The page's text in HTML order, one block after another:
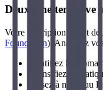
Deuxième tentative
Votre inscription inclut
Foundation). Analysez
Identifiez les
Intensifiez la
Passez à nouveau